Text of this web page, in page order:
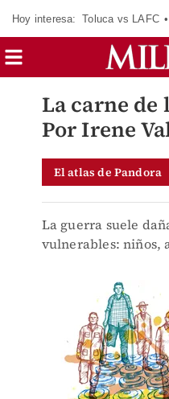
Hoy interesa: Toluca vs LAFC
La carne de
Por Irene
El atlas de Pandora
La guerra suele
vulnerables: niños,